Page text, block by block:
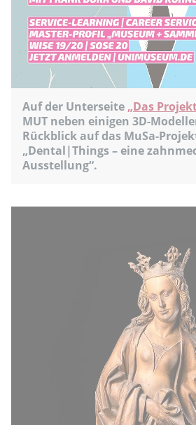
Auf der Unterseite „Das
MUT neben einigen 3D-
Rückblick auf das MuSa-
„Dental|Things – eine
Ausstellung“.